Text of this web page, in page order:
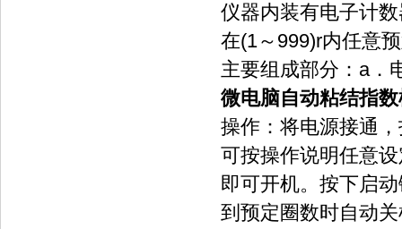
仪器内装有电子计
在(1～999)r内任意
主要组成部分：a．
微电脑自动粘结指
操作：将电源接通
可按操作说明任意
即可开机。按下启
到预定圈数时自动